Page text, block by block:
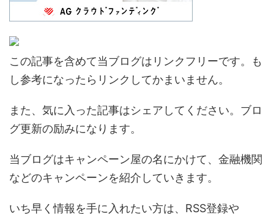
この記事を含めて当ブログはリンクフリーです。も
し参考になったらリンクしてかまいません。
また、気に入った記事はシェアしてください。ブロ
グ更新の励みになります。
当ブログはキャンペーン屋の名にかけて、金融機関
などのキャンペーンを紹介していきます。
いち早く情報を手に入れたい方は、RSS登録や